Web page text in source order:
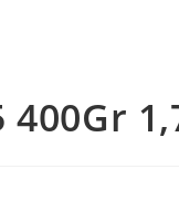
400Gr